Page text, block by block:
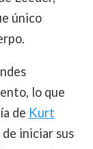
único
lo que
de Kurt
iniciar sus